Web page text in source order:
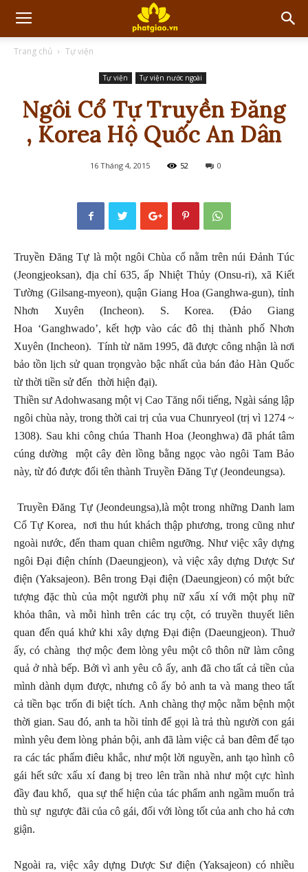
Trang chủ Tự viện
Tự viện Tự viện nước ngoài
Ngôi Cổ Tự Truyền Đăng
, Korea Hộ Quốc An Dân
16 Tháng 4, 2015 52 0
Truyền Đăng Tự là một ngôi Chùa cổ nằm trên núi Đảnh Túc
(Jeongjeoksan), địa chỉ 635, ấp Nhiệt Thủy (Onsu-ri), xã Kiết
Tường (Gilsang-myeon), quận Giang Hoa (Ganghwa-gun), tỉnh
Nhơn Xuyên (Incheon). S. Korea. (Đảo Giang
Hoa ‘Ganghwado’, kết hợp vào các đô thị thành phố Nhơn
Xuyên (Incheon). Tính từ năm 1995, đã được công nhận là nơi
bảo tồn lịch sử quan trọngvào bậc nhất của bán đảo Hàn Quốc
từ thời tiền sử đến thời hiện đại).
Thiền sư Adohwasang một vị Cao Tăng nổi tiếng, Ngài sáng lập
ngôi chùa này, trong thời cai trị của vua Chunryeol (trị vì 1274 ~
1308). Sau khi công chúa Thanh Hoa (Jeonghwa) đã phát tâm
cúng dường một cây đèn lồng bằng ngọc vào ngôi Tam Bảo
này, từ đó được đổi tên thành Truyền Đăng Tự (Jeondeungsa).
Truyền Đăng Tự (Jeondeungsa),là một trong những Danh lam
Cổ Tự Korea, nơi thu hút khách thập phương, trong cũng như
ngoài nước, đến tham quan chiêm ngưỡng. Như việc xây dựng
ngôi Đại điện chính (Daeungjeon), và việc xây dựng Dược Sư
điện (Yaksajeon). Bên trong Đại điện (Daeungjeon) có một bức
tượng đặc thù của một người phụ nữ xấu xí với một phụ nữ
khỏa thân, và mỗi hình trên các trụ cột, có truyền thuyết liên
quan đến quá khứ khi xây dựng Đại điện (Daeungjeon). Thuở
ấy, có chàng thợ mộc đem lòng yêu một cô thôn nữ làm công
quả ở nhà bếp. Bởi vì anh yêu cô ấy, anh đã cho tất cả tiền của
mình dành dụm được, nhưng cô ấy bỏ anh ta và mang theo tất
cả tiền bạc trốn đi biệt tích. Anh chàng thợ mộc nằm bệnh một
thời gian. Sau đó, anh ta hồi tỉnh để gọi là trả thù người con gái
mình yêu đem lòng phản bội, anh đã làm việc cả ban đêm để tạo
ra các tác phẩm điêu khắc, như một lời nguyền, anh tạo hình cô
gái hết sức xấu xí đang bị treo lên trần nhà như một cực hình
đầy đau khổ, qua sự thể hiện của tác phẩm anh ngầm muốn trả
thù sự ngược đãi của cô gái, đối với lòng tốt của anh cho hả cơn
giận.
Ngoài ra, việc xây dựng Dược Sư điện (Yaksajeon) có nhiều